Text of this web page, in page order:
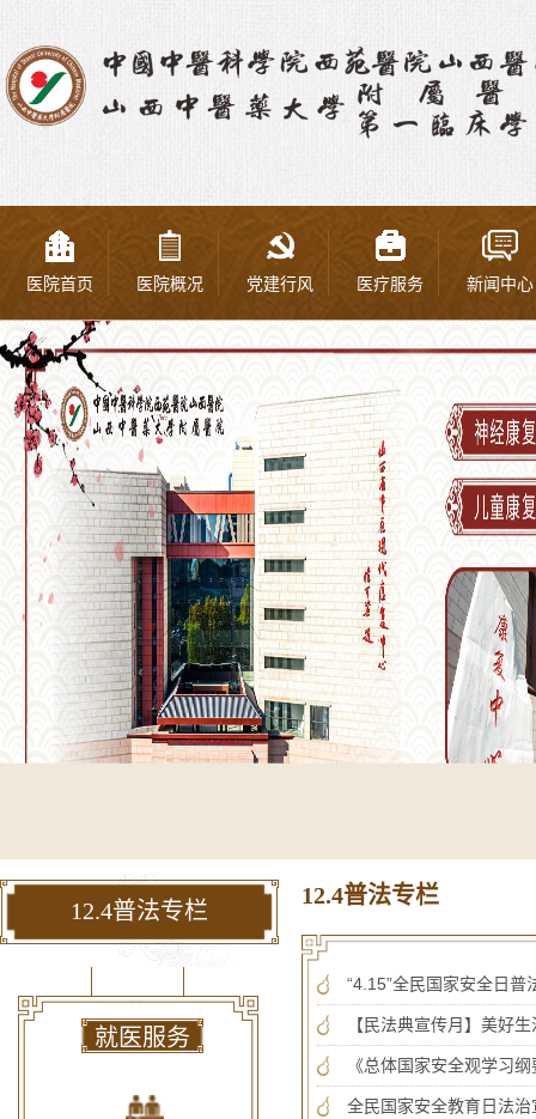
医院首页 医院概况 党建行风 医疗服务 新闻中心
12.4普法专栏
“4.15”全民国家安全日普
【民法典宣传月】美好
《总体国家安全观学习
全民国家安全教育日法
12.4普法专栏
就医服务